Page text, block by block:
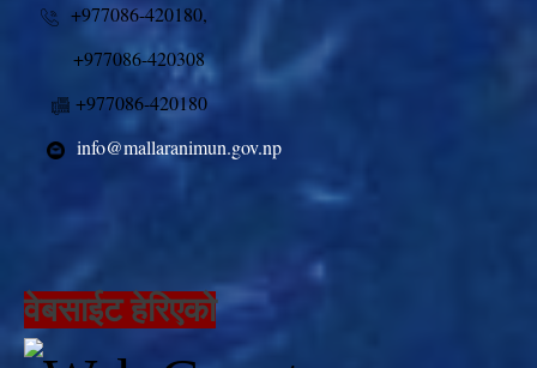
+977086-420180,
+977086-420308
+977086-420180
info@mallaranimun.gov.np
वेबसाईट हेरिएको